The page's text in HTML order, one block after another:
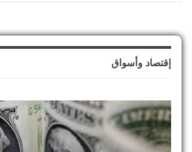
إقتصاد وأسواق